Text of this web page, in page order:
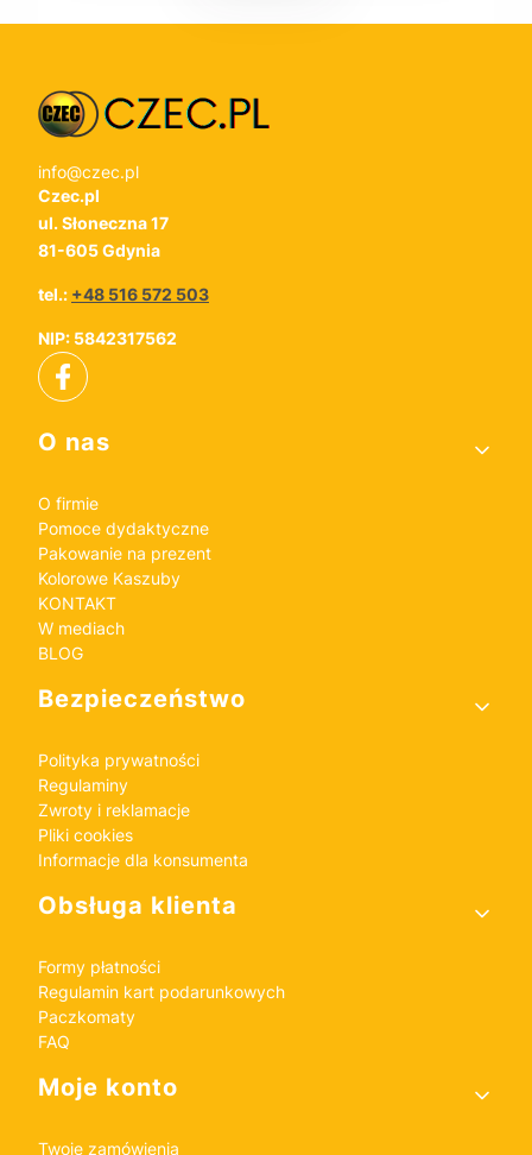
info@czec.pl
Czec.pl
ul. Słoneczna 17
81-605 Gdynia
tel.: +48 516 572 503
NIP: 5842317562
Linki w stopce
O nas
O firmie
Pomoce dydaktyczne
Pakowanie na prezent
Kolorowe Kaszuby
KONTAKT
W mediach
BLOG
Bezpieczeństwo
Polityka prywatności
Regulaminy
Zwroty i reklamacje
Pliki cookies
Informacje dla konsumenta
Obsługa klienta
Formy płatności
Regulamin kart podarunkowych
Paczkomaty
FAQ
Moje konto
Twoje zamówienia